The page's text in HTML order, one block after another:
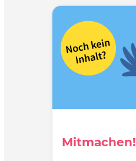
Mitmachen!